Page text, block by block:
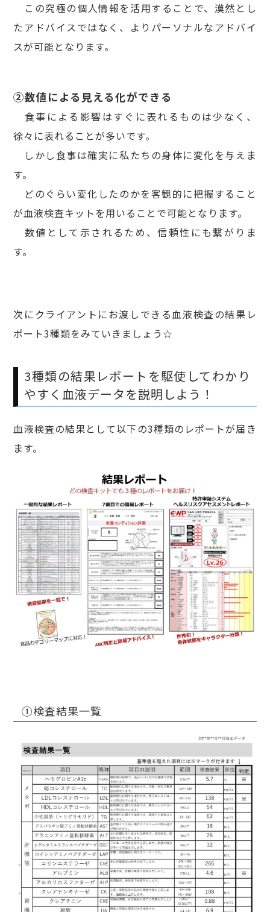
この究極の個人情報を活用することで、漠然とし
たアドバイスではなく、よりパーソナルなアドバイ
スが可能となります。
②数値による見える化ができる
食事による影響はすぐに表れるものは少なく、
徐々に表れることが多いです。
しかし食事は確実に私たちの身体に変化を与えま
す。
どのぐらい変化したのかを客観的に把握すること
が血液検査キットを用いることで可能となります。
数値として示される ため、信頼性にも繋がりま
す。
次にクライアントにお渡しできる血液検査の結果レ
ポート3種類をみていきましょう☆
3種類の結果レポートを駆使してわかり
やすく血液データを説明しよう！
血液検査の結果として以下の3種類のレポートが届き
ます。
①検査結果一覧